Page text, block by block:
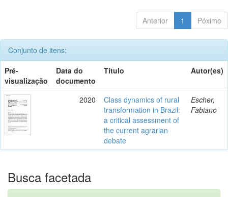
Anterior 1 Póximo
Conjunto de itens:
Pré-
visualização
Data do
documento
Título Autor(es)
2020
Class dynamics of rural
transformation in Brazil:
a critical assessment of
the current agrarian
debate
Escher,
Fabiano
Busca facetada